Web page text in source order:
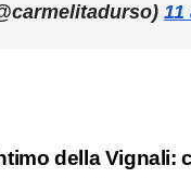
11
della Vignali: